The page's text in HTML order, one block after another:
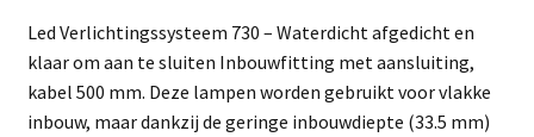
Led Verlichtingssysteem 730 – Waterdicht afgedicht en
klaar om aan te sluiten Inbouwfitting met aansluiting,
kabel 500 mm. Deze lampen worden gebruikt voor vlakke
inbouw, maar dankzij de geringe inbouwdiepte (33.5 mm)